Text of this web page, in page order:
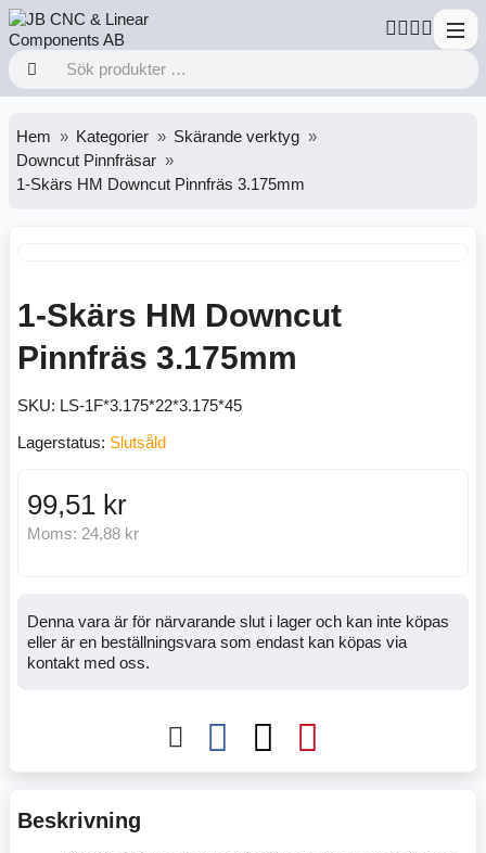
Hem Kategorier
Skärande verktyg
Downcut Pinnfräsar
1-Skärs HM Downcut Pinnfräs 3.175mm
1-Skärs HM Downcut
Pinnfräs 3.175mm
SKU: LS-1F*3.175*22*3.175*45
Lagerstatus: Slutsåld
99,51 kr
Moms: 24,88 kr
Denna vara är för närvarande slut i lager och kan inte köpas
eller är en beställningsvara som endast kan köpas via
kontakt med oss.
Beskrivning